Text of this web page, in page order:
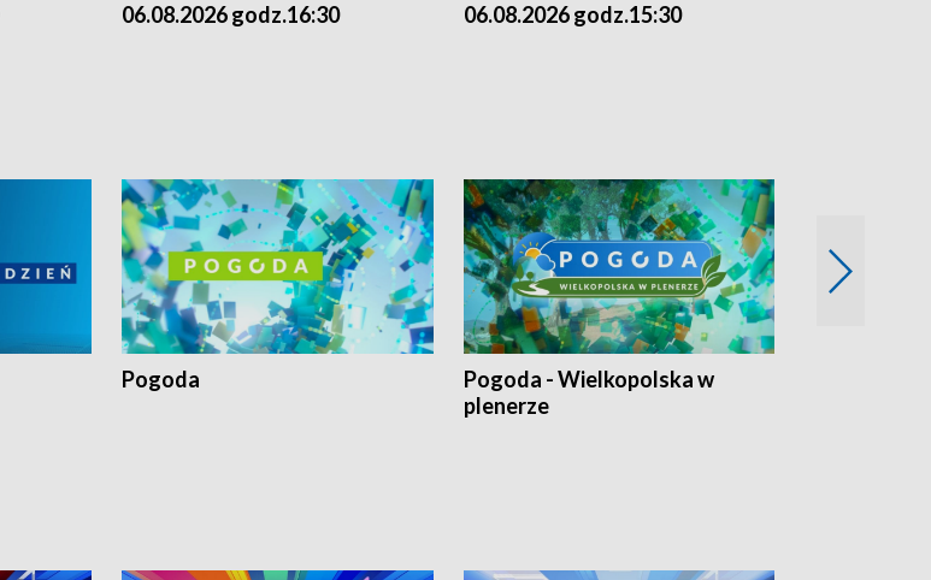
06.08.2026 godz.16:30 06.08.2026 godz.15:30
Pogoda
Pogoda - Wielkopolska w
plenerze